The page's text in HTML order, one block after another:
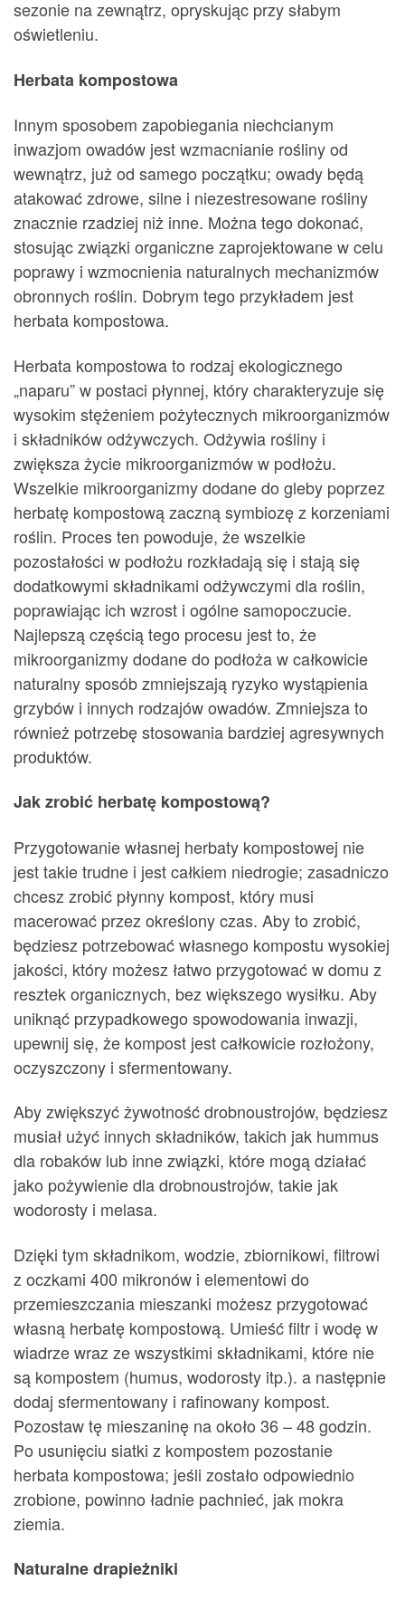
sezonie na zewnątrz, opryskując przy słabym
oświetleniu.
Herbata kompostowa
Innym sposobem zapobiegania niechcianym
inwazjom owadów jest wzmacnianie rośliny od
wewnątrz, już od samego początku; owady będą
atakować zdrowe, silne i niezestresowane rośliny
znacznie rzadziej niż inne. Można tego dokonać,
stosując związki organiczne zaprojektowane w celu
poprawy i wzmocnienia naturalnych mechanizmów
obronnych roślin. Dobrym tego przykładem jest
herbata kompostowa.
Herbata kompostowa to rodzaj ekologicznego
„naparu” w postaci płynnej, który charakteryzuje się
wysokim stężeniem pożytecznych mikroorganizmów
i składników odżywczych. Odżywia rośliny i
zwiększa życie mikroorganizmów w podłożu.
Wszelkie mikroorganizmy dodane do gleby poprzez
herbatę kompostową zaczną symbiozę z korzeniami
roślin. Proces ten powoduje, że wszelkie
pozostałości w podłożu rozkładają się i stają się
dodatkowymi składnikami odżywczymi dla roślin,
poprawiając ich wzrost i ogólne samopoczucie.
Najlepszą częścią tego procesu jest to, że
mikroorganizmy dodane do podłoża w całkowicie
naturalny sposób zmniejszają ryzyko wystąpienia
grzybów i innych rodzajów owadów. Zmniejsza to
również potrzebę stosowania bardziej agresywnych
produktów.
Jak zrobić herbatę kompostową?
Przygotowanie własnej herbaty kompostowej nie
jest takie trudne i jest całkiem niedrogie; zasadniczo
chcesz zrobić płynny kompost, który musi
macerować przez określony czas. Aby to zrobić,
będziesz potrzebować własnego kompostu wysokiej
jakości, który możesz łatwo przygotować w domu z
resztek organicznych, bez większego wysiłku. Aby
uniknąć przypadkowego spowodowania inwazji,
upewnij się, że kompost jest całkowicie rozłożony,
oczyszczony i sfermentowany.
Aby zwiększyć żywotność drobnoustrojów, będziesz
musiał użyć innych składników, takich jak hummus
dla robaków lub inne związki, które mogą działać
jako pożywienie dla drobnoustrojów, takie jak
wodorosty i melasa.
Dzięki tym składnikom, wodzie, zbiornikowi, filtrowi
z oczkami 400 mikronów i elementowi do
przemieszczania mieszanki możesz przygotować
własną herbatę kompostową. Umieść filtr i wodę w
wiadrze wraz ze wszystkimi składnikami, które nie
są kompostem (humus, wodorosty itp.). a następnie
dodaj sfermentowany i rafinowany kompost.
Pozostaw tę mieszaninę na około 36 – 48 godzin.
Po usunięciu siatki z kompostem pozostanie
herbata kompostowa; jeśli zostało odpowiednio
zrobione, powinno ładnie pachnieć, jak mokra
ziemia.
Naturalne drapieżniki